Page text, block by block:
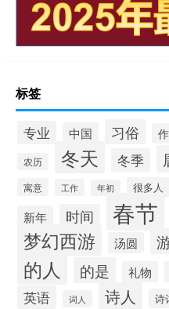
标签
专业 中国 习俗
农历 冬天 冬季
寓意 工作 年初 很多人
新年 时间 春节
梦幻西游 汤圆
的人 的是 礼物
英语 词人 诗人 诗